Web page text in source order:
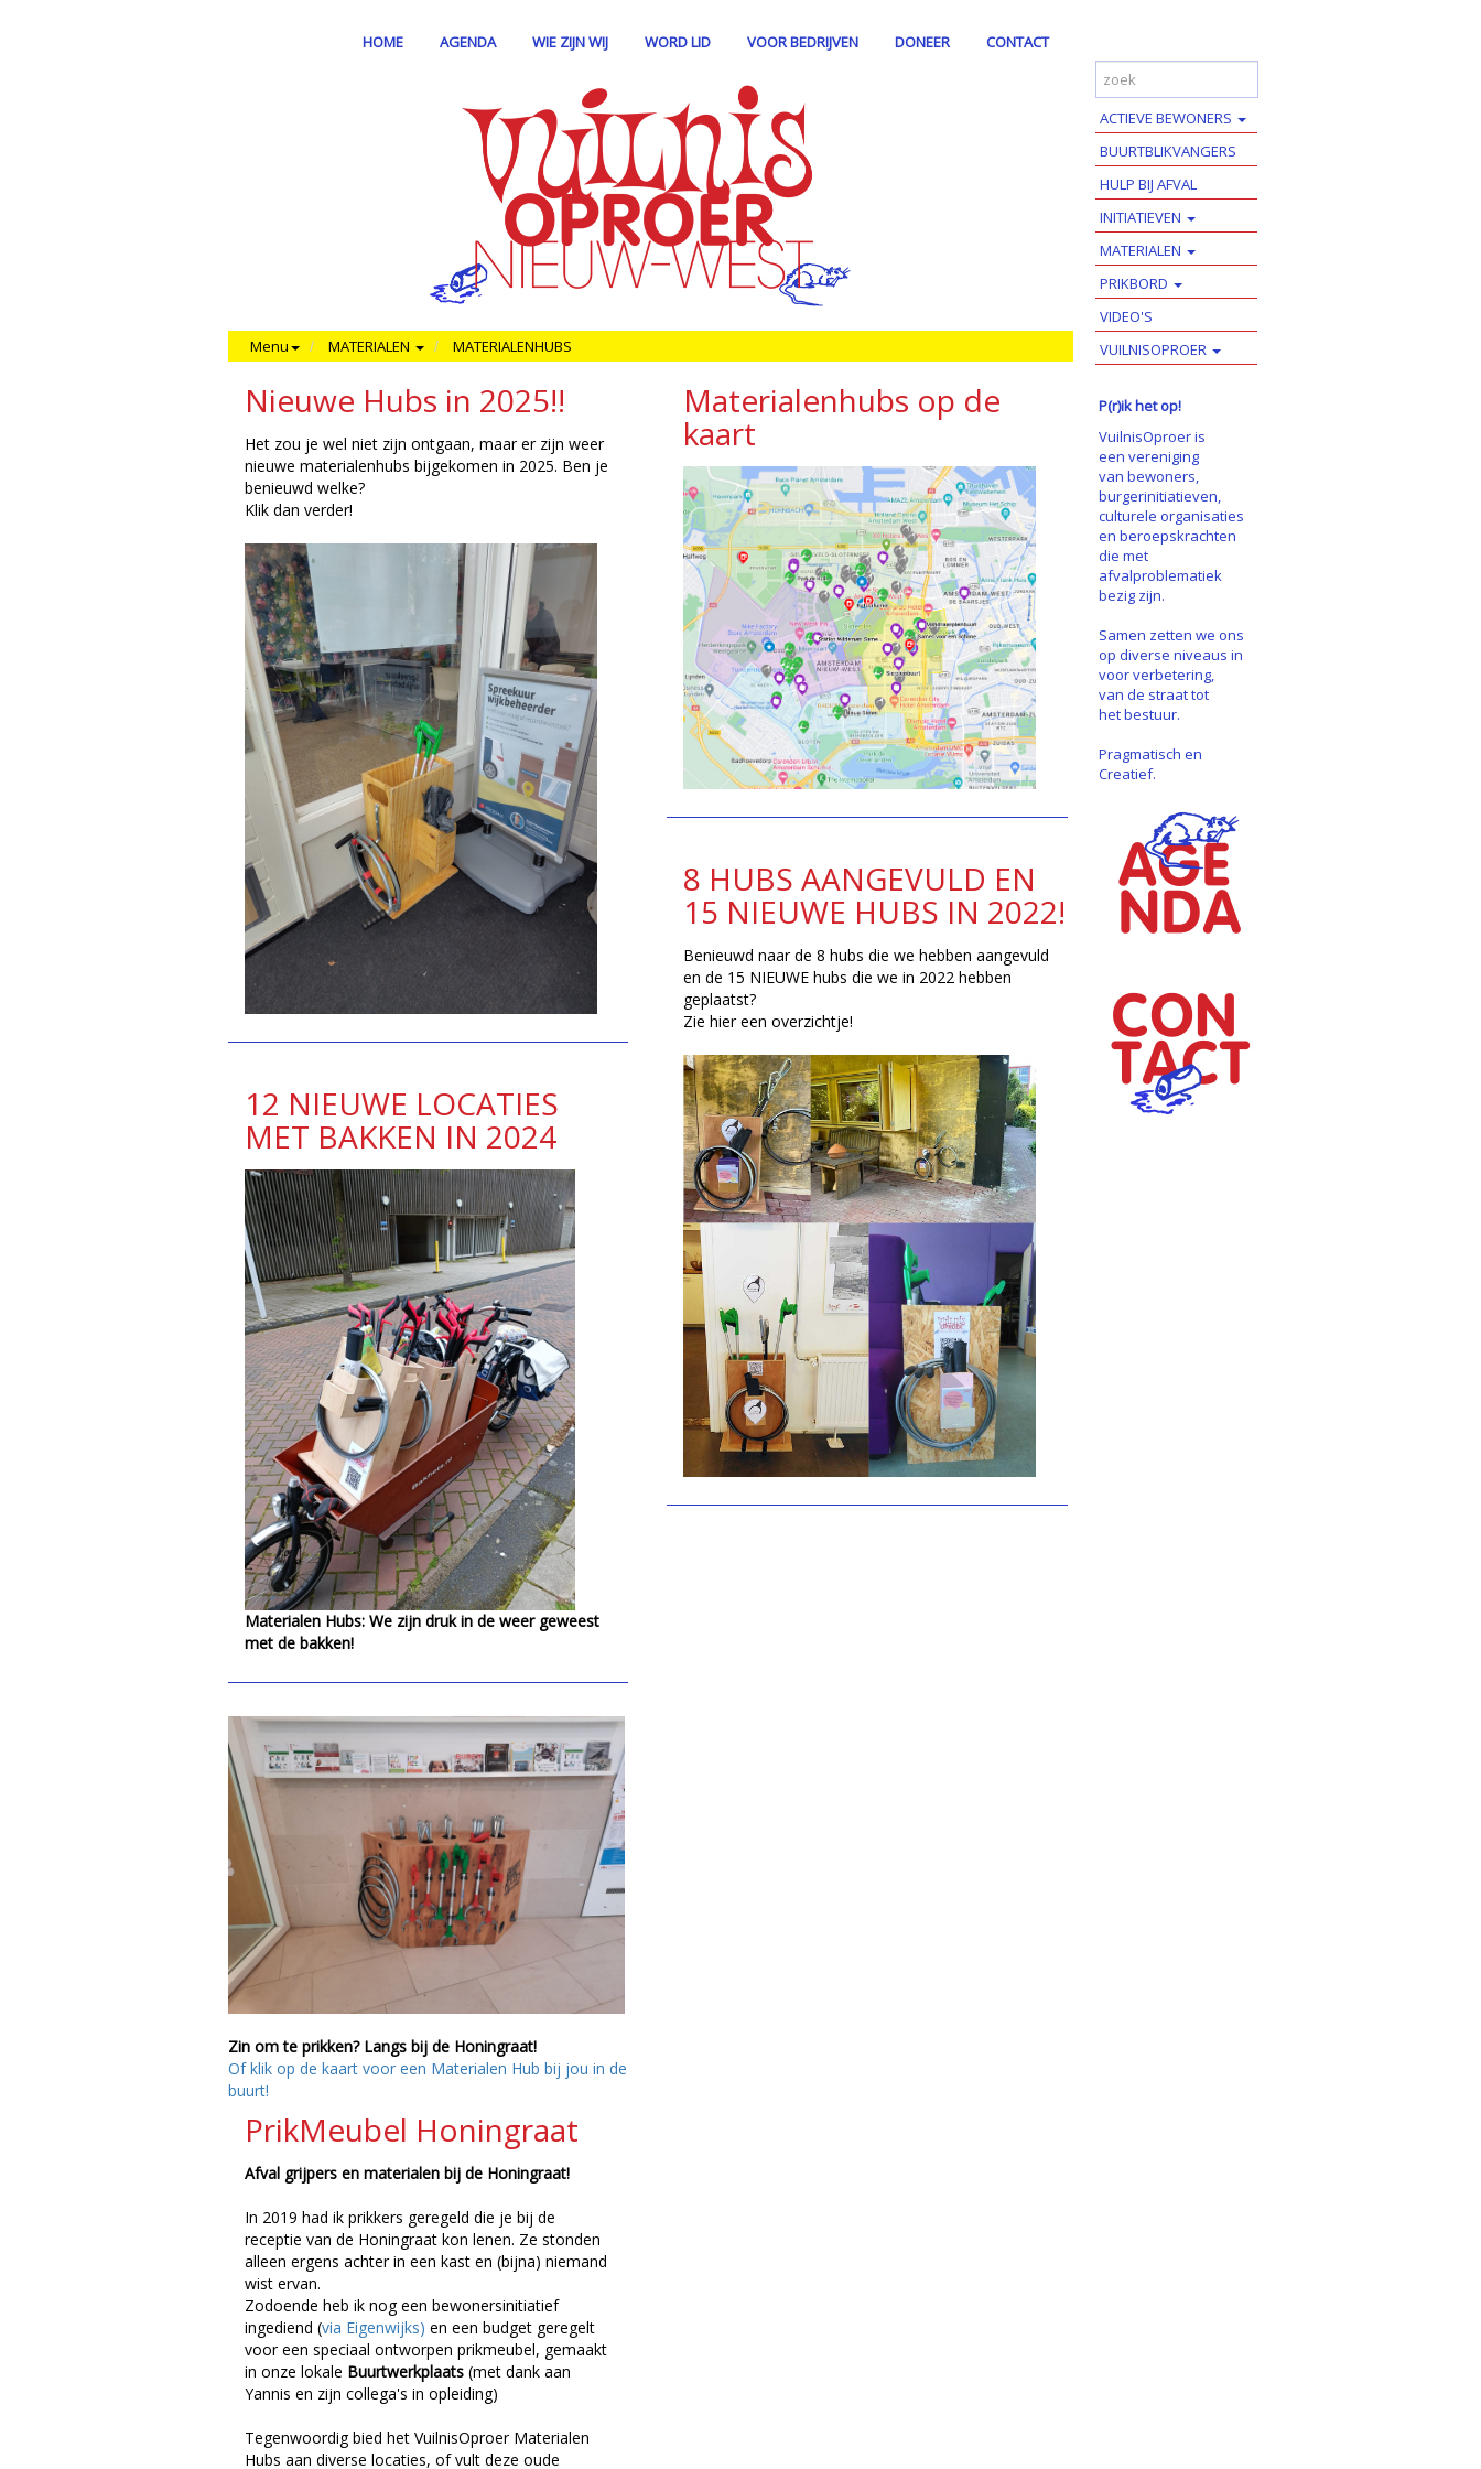
HOME AGENDA WIE ZIJN WIJ WORD LID VOOR BEDRIJVEN DONEER CONTACT
Menu MATERIALEN MATERIALENHUBS
Nieuwe Hubs in 2025!!
Het zou je wel niet zijn ontgaan, maar er zijn weer
nieuwe materialenhubs bijgekomen in 2025. Ben je
benieuwd welke?
Klik dan verder!
12 NIEUWE LOCATIES
MET BAKKEN IN 2024
Materialen Hubs: We zijn druk in de weer geweest
met de bakken!
Zin om te prikken? Langs bij de Honingraat!
Of klik op de kaart voor een Materialen Hub bij jou in de
buurt!
PrikMeubel Honingraat
Afval grijpers en materialen bij de Honingraat!
In 2019 had ik prikkers geregeld die je bij de
receptie van de Honingraat kon lenen. Ze stonden
alleen ergens achter in een kast en (bijna) niemand
wist ervan.
Zodoende heb ik nog een bewonersinitiatief
ingediend (via Eigenwijks) en een budget geregelt
voor een speciaal ontworpen prikmeubel, gemaakt
in onze lokale Buurtwerkplaats (met dank aan
Yannis en zijn collega's in opleiding)
Tegenwoordig bied het VuilnisOproer Materialen
Hubs aan diverse locaties, of vult deze oude
Materialenhubs op de
kaart
8 HUBS AANGEVULD EN
15 NIEUWE HUBS IN 2022!
Benieuwd naar de 8 hubs die we hebben aangevuld
en de 15 NIEUWE hubs die we in 2022 hebben
geplaatst?
Zie hier een overzichtje!
ACTIEVE BEWONERS
BUURTBLIKVANGERS
HULP BIJ AFVAL
INITIATIEVEN
MATERIALEN
PRIKBORD
VIDEO'S
VUILNISOPROER
P(r)ik het op!
VuilnisOproer is
een vereniging
van bewoners,
burgerinitiatieven,
culturele organisaties
en beroepskrachten
die met
afvalproblematiek
bezig zijn.
Samen zetten we ons
op diverse niveaus in
voor verbetering,
van de straat tot
het bestuur.
Pragmatisch en
Creatief.